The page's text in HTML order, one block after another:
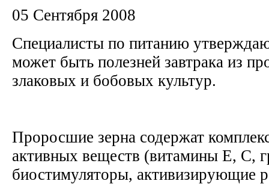
05 Сентября 2008
Специалисты по питанию
может быть полезней завтрака из
злаковых и бобовых культур.
Проросшие зерна содержат
активных веществ (витамины Е, С,
биостимуляторы, активизирующие